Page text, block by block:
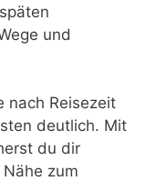
und
nach Reisezeit
deutlich. Mit
du dir
zum